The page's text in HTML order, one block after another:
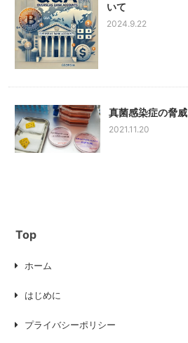
いて
2024.9.22
真菌感染症の脅威
2021.11.20
Top
ホーム
はじめに
プライバシーポリシー